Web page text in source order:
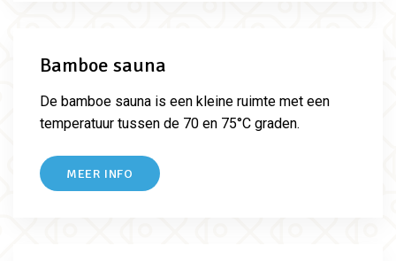
Bamboe sauna
De bamboe sauna is een kleine ruimte met een
temperatuur tussen de 70 en 75°C graden.
MEER INFO